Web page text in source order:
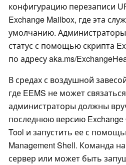
конфигурацию перезаписи
Exchange Mailbox, где эта
умолчанию.
статус с помощью скрипта
по адресу aka.ms/
В средах с воздушной
где EEMS не может
администраторы должны
последнюю версию Exchange
Tool и запустить ее с
Management Shell. Команда
сервер или может быть